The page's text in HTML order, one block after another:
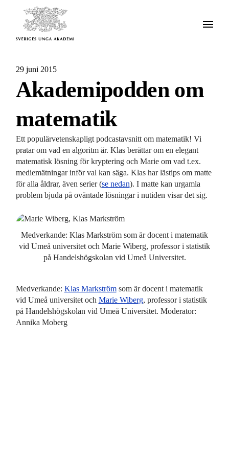
29 juni 2015
Akademipodden om
matematik
Ett populärvetenskapligt podcastavsnitt om matematik! Vi
pratar om vad en algoritm är. Klas berättar om en elegant
matematisk lösning för kryptering och Marie om vad t.ex.
mediemätningar inför val kan säga. Klas har lästips om matte
för alla åldrar, även serier (se nedan). I matte kan urgamla
problem bjuda på oväntade lösningar i nutiden visar det sig.
Medverkande: Klas Markström som är docent i matematik
vid Umeå universitet och Marie Wiberg, professor i statistik
på Handelshögskolan vid Umeå Universitet.
Medverkande: Klas Markströmsom är docent i matematik
vid Umeå universitet och Marie Wiberg, professor i statistik
på Handelshögskolan vid Umeå Universitet. Moderator:
Annika Moberg